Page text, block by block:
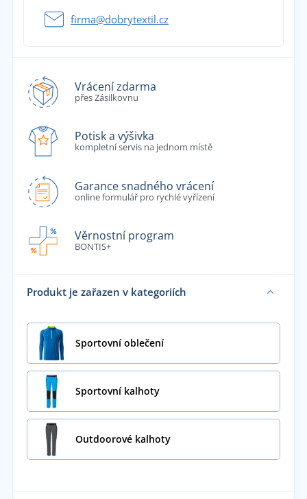
firma@dobrytextil.cz
Vrácení zdarma
přes Zásilkovnu
Potisk a výšivka
kompletní servis na jednom místě
Garance snadného vrácení
online formulář pro rychlé vyřízení
Věrnostní program
BONTIS+
Produkt je zařazen v kategoriích
Sportovní oblečení
Sportovní kalhoty
Outdoorové kalhoty